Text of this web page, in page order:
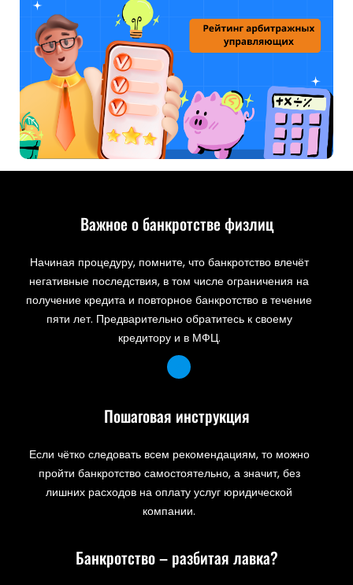
Важное о банкротстве физлиц
Начиная процедуру, помните, что банкротство влечёт
негативные последствия, в том числе ограничения на
получение кредита и повторное банкротство в течение
пяти лет. Предварительно обратитесь к своему
кредитору и в МФЦ.
Пошаговая инструкция
Если чётко следовать всем рекомендациям, то можно
пройти банкротство самостоятельно, а значит, без
лишних расходов на оплату услуг юридической
компании.
Банкротство – разбитая лавка?